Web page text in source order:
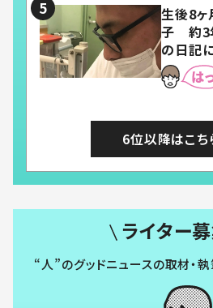
生後8ヶ
子 約3
の日記
とは
6位以降はこち
ライター募
“人”のグッドニュースの取材・